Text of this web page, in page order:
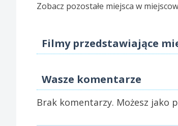
Zobacz pozostałe miejsca w
Filmy przedstawiające
Wasze komentarze
Brak komentarzy. Możesz jako